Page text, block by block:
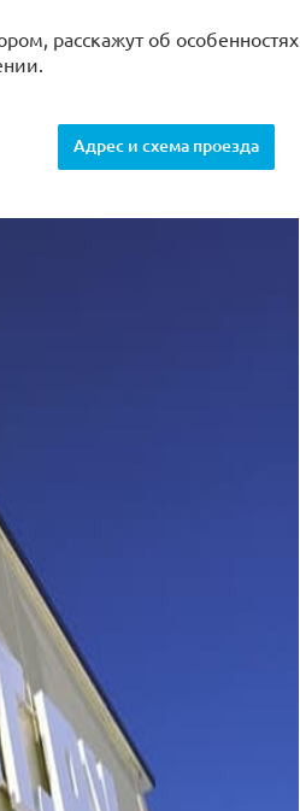
расскажут об особенностях
Адрес и схема проезда